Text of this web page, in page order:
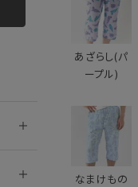
あざらし(パ
ープル)
なまけもの